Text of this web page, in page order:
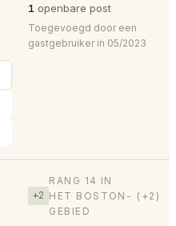
1 openbare post
Toegevoegd door een
gastgebruiker in 05/2023
+2
RANG 14 IN
HET BOSTON-
GEBIED
(+2)